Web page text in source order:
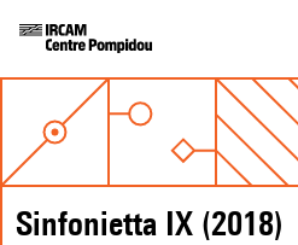
Sinfonietta IX (2018)